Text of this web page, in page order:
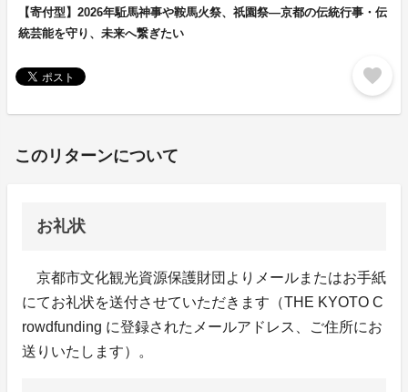
【寄付型】2026年駈馬神事や鞍馬火祭、祇園祭―京都の伝統行事・伝
統芸能を守り、未来へ繋ぎたい
favorite
このリターンについて
お礼状
京都市文化観光資源保護財団よりメールまたはお手紙
にてお礼状を送付させていただきます（THE KYOTO C
rowdfunding に登録されたメールアドレス、ご住所にお
送りいたします）。